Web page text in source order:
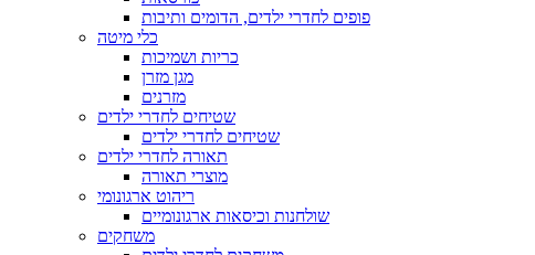
פופים לחדרי ילדים, הדומים ותיבות
כלי מיטה
כריות ושמיכות
מגן מזרן
מזרנים
שטיחים לחדרי ילדים
שטיחים לחדרי ילדים
תאורה לחדרי ילדים
מוצרי תאורה
ריהוט ארגונומי
שולחנות וכיסאות ארגונומיים
משחקים